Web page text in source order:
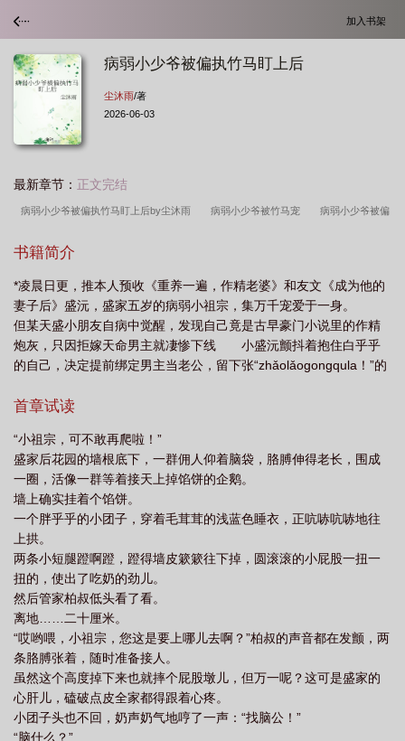
加入书架
病弱小少爷被偏执竹马盯上后
尘沐雨/著
2026-06-03
最新章节： 正文完结
病弱小少爷被偏执竹马盯上后by尘沐雨 病弱小少爷被竹马宠 病弱小少爷被偏
校园日常
全文免费阅读 病弱小少爷被偏执竹马盯上番外 病弱小少爷被迫断案免费阅
读 病弱小少爷被偏执竹马盯上后by 病弱少爷的冲喜新娘 病弱偏执狂的宠
痴 病弱少爷x小跟班 病弱小少爷被偏执竹马盯上后主要内容 病弱小少爷被
偏执竹马盯上后简介 病弱小少爷被偏执竹马盯上后结局 病弱小少爷被偏执竹马
马盯上后 最新章节更新时间
书籍简介
*凌晨日更，推本人预收《重养一遍，作精老婆》和友文《成为他的
妻子后》盛沅，盛家五岁的病弱小祖宗，集万千宠爱于一身。
但某天盛小朋友自病中觉醒，发现自己竟是古早豪门小说里的作精
炮灰，只因拒嫁天命男主就凄惨下线 小盛沅颤抖着抱住白乎乎
的自己，决定提前绑定男主当老公，留下张“zhǎolǎogongqula！”的
家穿精致背带裤的小团子，正把金怀表塞给一个衣衫破旧的小狼
盛家人：“……”快晕过去了。 * 在盛家，所有人都不喜欢这
个冷冰冰的男孩。 可盛沅才不听他们瞎胡说，哥哥这么好，怎
么会是什么大坏蛋呢？ 他只知道陆执哥哥的枕头只给他抱，别
的孩子一靠近，陆执一个眼神就能把他们吓退。 他整天黏着陆
执要抱抱，得意宣布：“陆执哥哥最好啦！” * 多年后，陆执
真成了商业传奇，盛沅也长成清冷矜贵的盛小少爷，却仍习惯性赖
在陆执身边，被宠上了天。 他得意自己眼光真好，一绑就绑到
天命之子，摆脱炮灰命运，躺平做咸鱼。 却不小心碰落一本日
记本。 泛黄的纸页散开，里面贴着盛沅密密麻麻的照片，五岁
的、十岁的、现在的；笑着的、睡着的、表演的……每张照片下，
都有一行几乎撕裂纸张的笔迹。 “我的。”“我的。”“我的。”
密密麻麻，疯狂而沉默，仿佛一场持续二十余年的偏执宣誓。
盛沅吓得不断呛咳，他拼命回想五岁烧糊涂时翻过的原著：穷镇
上，原来出过两个人。 一个是平步青云的天命男主。 另一
个，是后来只手遮天、双手沾满鲜血的—— 最大反派。 手
首章试读
“小祖宗，可不敢再爬啦！”
盛家后花园的墙根底下，一群佣人仰着脑袋，胳膊伸得老长，围成
一圈，活像一群等着接天上掉馅饼的企鹅。
墙上确实挂着个馅饼。
一个胖乎乎的小团子，穿着毛茸茸的浅蓝色睡衣，正吭哧吭哧地往
上拱。
两条小短腿蹬啊蹬，蹬得墙皮簌簌往下掉，圆滚滚的小屁股一扭一
扭的，使出了吃奶的劲儿。
然后管家柏叔低头看了看。
离地……二十厘米。
“哎哟喂，小祖宗，您这是要上哪儿去啊？”柏叔的声音都在发颤，两
条胳膊张着，随时准备接人。
虽然这个高度掉下来也就摔个屁股墩儿，但万一呢？这可是盛家的
心肝儿，磕破点皮全家都得跟着心疼。
小团子头也不回，奶声奶气地哼了一声：“找脑公！”
“脑什么？”